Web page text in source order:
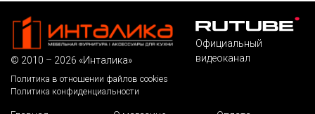
© 2010 – 2026 «Инталика»
Политика в отношении файлов cookies
Политика конфиденциальности
Официальный
видеоканал